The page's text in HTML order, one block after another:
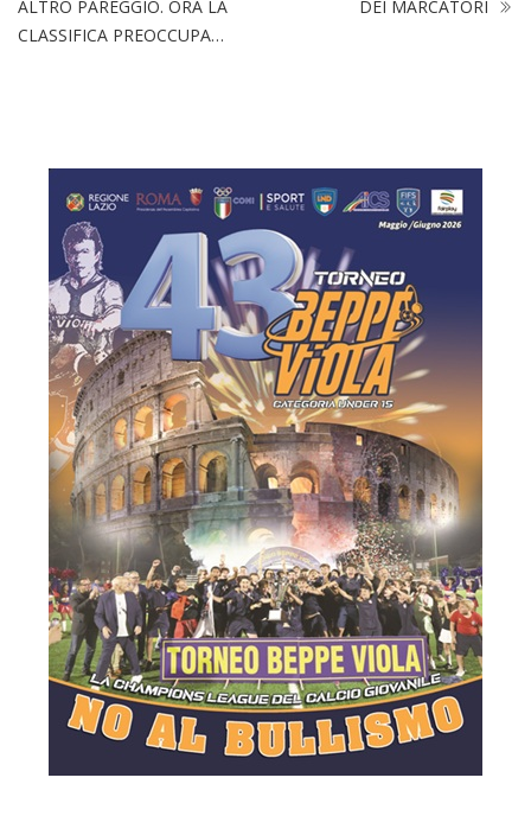
ALTRO PAREGGIO. ORA LA
CLASSIFICA PREOCCUPA…
DEI MARCATORI